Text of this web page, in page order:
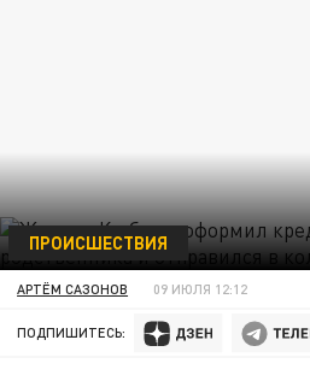
ПРОИСШЕСТВИЯ
АРТЁМ САЗОНОВ 09 ИЮЛЯ 12:12
ПОДПИШИТЕСЬ: